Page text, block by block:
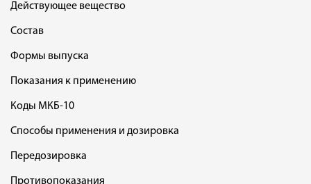
Действующее вещество
Состав
Формы выпуска
Показания к применению
Коды МКБ-10
Способы применения и дозировка
Передозировка
Противопоказания